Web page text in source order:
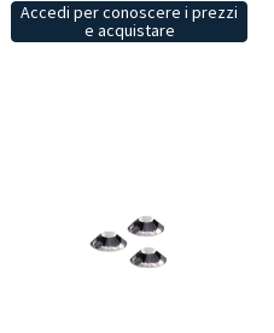
Accedi per conoscere i prezzi
e acquistare